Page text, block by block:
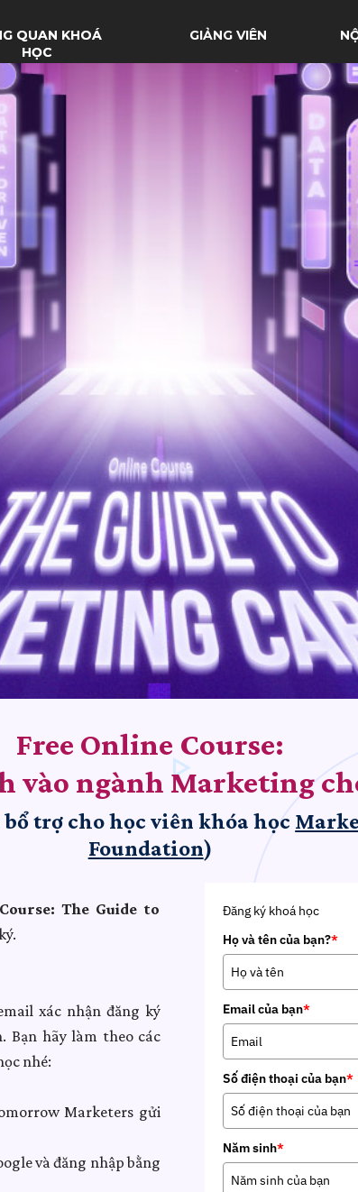
QUAN KHOÁ
HỌC
GIẢNG VIÊN
Đăng ký khoá học
Họ và tên của bạn?*
Email của bạn*
Số điện thoại của bạn*
Năm sinh*
The Guide to
xác nhận đăng ký
Bạn hãy làm theo các
nhé:
Marketers gửi
và đăng nhập bằng
bổ trợ cho học viên khóa học
Foundation)
Free Online Course:
vào ngành Marketing